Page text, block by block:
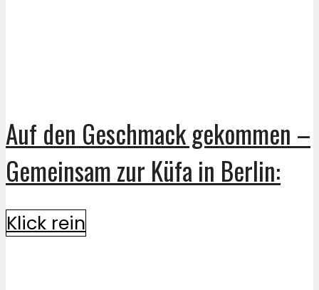
Auf den Geschmack gekommen –
Gemeinsam zur Küfa in Berlin:
Klick rein